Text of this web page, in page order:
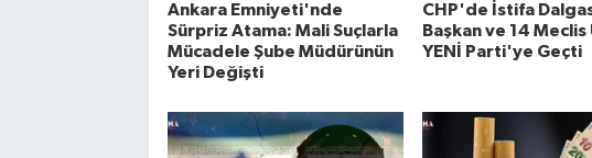
Ankara Emniyeti'nde
Sürpriz Atama: Mali Suçlarla
Mücadele Şube Müdürünün
Yeri Değişti
CHP'de İstifa
Başkan ve 14 Meclis
YENİ Parti'ye Geçti